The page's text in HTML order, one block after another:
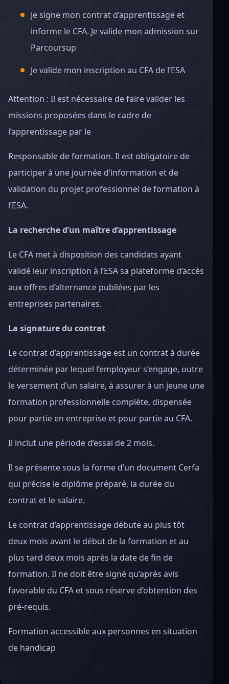
Je signe mon contrat d’apprentissage et
informe le CFA. Je valide mon admission sur
Parcoursup
Je valide mon inscription au CFA de l’ESA
Attention : Il est nécessaire de faire valider les
missions proposées dans le cadre de
l’apprentissage par le
Responsable de formation. Il est obligatoire de
participer à une journée d’information et de
validation du projet professionnel de formation à
l’ESA.
La recherche d’un maître d’apprentissage
Le CFA met à disposition des candidats ayant
validé leur inscription à l’ESA sa plateforme d’accès
aux offres d’alternance publiées par les
entreprises partenaires.
La signature du contrat
Le contrat d’apprentissage est un contrat à durée
déterminée par lequel l’employeur s’engage, outre
le versement d’un salaire, à assurer à un jeune une
formation professionnelle complète, dispensée
pour partie en entreprise et pour partie au CFA.
Il inclut une période d’essai de 2 mois.
Il se présente sous la forme d’un document Cerfa
qui précise le diplôme préparé, la durée du
contrat et le salaire.
Le contrat d’apprentissage débute au plus tôt
deux mois avant le début de la formation et au
plus tard deux mois après la date de fin de
formation. Il ne doit être signé qu’après avis
favorable du CFA et sous réserve d’obtention des
pré-requis.
Formation accessible aux personnes en situation
de handicap